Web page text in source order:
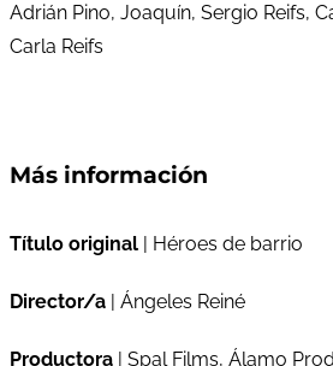
Adrián Pino, Joaquín, Sergio Reifs,
Carla Reifs
Más información
Título original | Héroes de barrio
Director/a | Ángeles Reiné
Productora | Spal Films, Álamo